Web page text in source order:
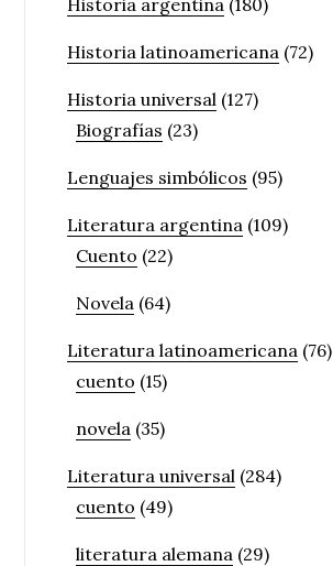
Historia argentina (180)
Historia latinoamericana (72)
Historia universal (127)
Biografías (23)
Lenguajes simbólicos (95)
Literatura argentina (109)
Cuento (22)
Novela (64)
Literatura latinoamericana (76)
cuento (15)
novela (35)
Literatura universal (284)
cuento (49)
literatura alemana (29)